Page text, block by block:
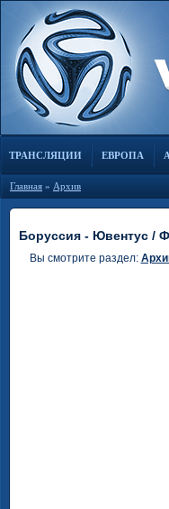
ТРАНСЛЯЦИИ ЕВРОПА
Главная » Архив
Боруссия - Ювентус /
Вы смотрите раздел: